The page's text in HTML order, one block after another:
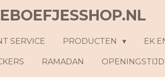
SERVICE PRODUCTEN EK
RAMADAN